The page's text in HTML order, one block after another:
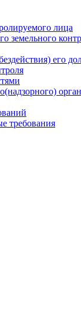
лица
земельного
его
требования